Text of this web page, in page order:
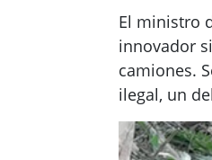
El ministro
innovador
camiones.
ilegal, un